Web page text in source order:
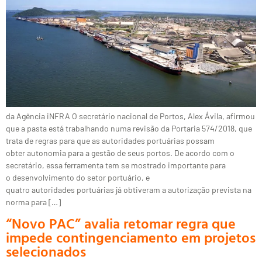
da Agência iNFRA O secretário nacional de Portos, Alex Ávila, afirmou
que a pasta está trabalhando numa revisão da Portaria 574/2018, que
trata de regras para que as autoridades portuárias possam
obter autonomia para a gestão de seus portos. De acordo com o
secretário, essa ferramenta tem se mostrado importante para
o desenvolvimento do setor portuário, e
quatro autoridades portuárias já obtiveram a autorização prevista na
norma para […]
“Novo PAC” avalia retomar regra que
impede contingenciamento em projetos
selecionados